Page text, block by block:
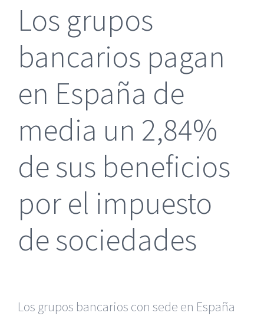
Los grupos
bancarios pagan
en España de
media un 2,84%
de sus beneficios
por el impuesto
de sociedades
Los grupos bancarios con sede en España